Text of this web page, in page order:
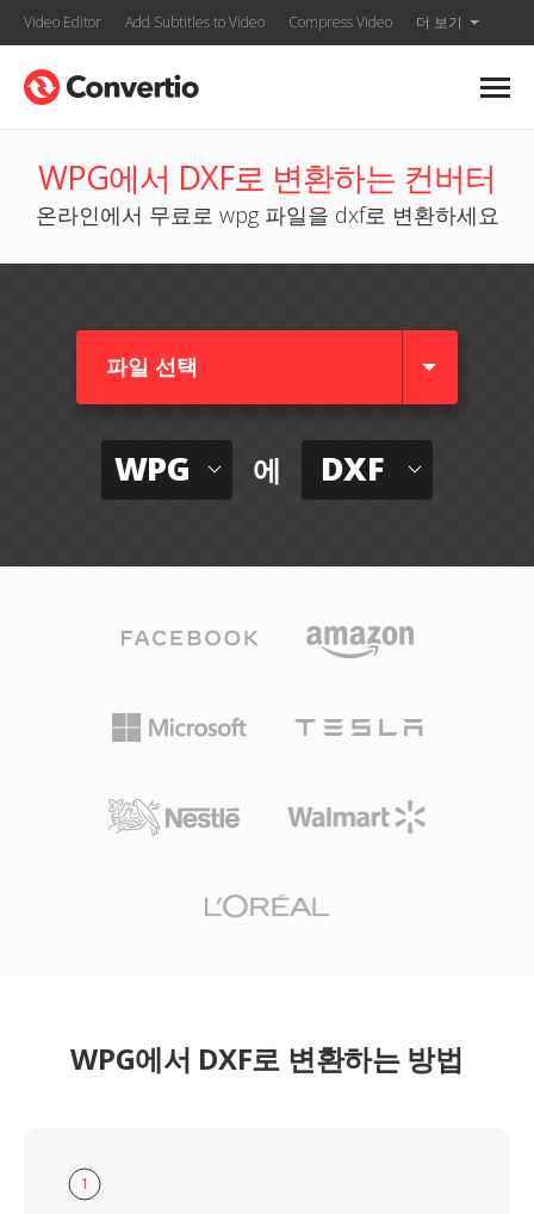
Video Editor Add Subtitles to Video Compress Video 더 보기
WPG에서 DXF로 변환하는 컨버터
온라인에서 무료로 wpg 파일을 dxf로 변환하세요
파일 선택
WPG 에 DXF
WPG에서 DXF로 변환하는 방법
1